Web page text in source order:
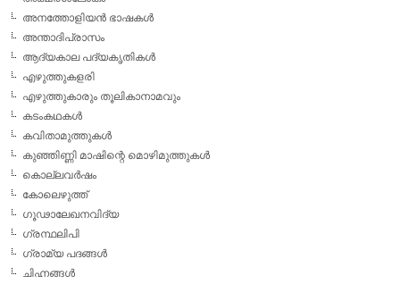
അനത്തോളിയന്‍ ഭാഷകള്‍
അന്താദിപ്രാസം
ആദ്യകാല പദ്യകൃതികള്‍
എഴുത്തുകളരി
എഴുത്തുകാരും തൂലികാനാമവും
കടംകഥകള്‍
കവിതാമുത്തുകള്‍
കുഞ്ഞിണ്ണി മാഷിന്റെ മൊഴിമുത്തുകള്‍
കൊല്ലവര്‍ഷം
കോലെഴുത്ത്
ഗൂഢാലേഖനവിദ്യ
ഗ്രന്ഥലിപി
ഗ്രാമ്യ പദങ്ങള്‍
ചിഹ്നങ്ങള്‍